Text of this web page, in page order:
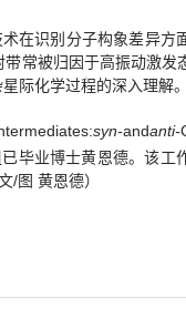
在识别分子构象差异方
常被归因于高振动激发
际化学过程的深入理解。
syn-andanti-
毕业博士黄恩德。该工
/图 黄恩德）